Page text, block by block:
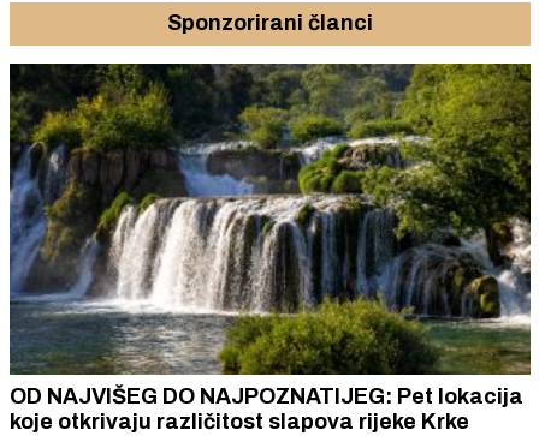
Sponzorirani članci
OD NAJVIŠEG DO NAJPOZNATIJEG: Pet lokacija
koje otkrivaju različitost slapova rijeke Krke